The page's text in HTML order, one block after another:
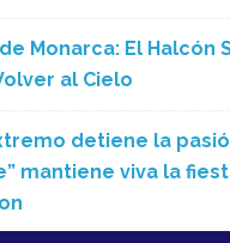
Monarca: El Halcón
al Cielo
detiene la
mantiene viva la